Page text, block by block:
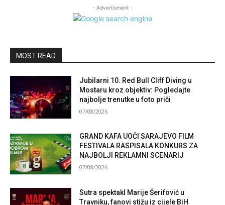
- Advertisment -
MOST READ
Jubilarni 10. Red Bull Cliff Diving u
Mostaru kroz objektiv: Pogledajte
najbolje trenutke u foto priči
07/08/2026
GRAND KAFA UOČI SARAJEVO FILM
FESTIVALA RASPISALA KONKURS ZA
NAJBOLJI REKLAMNI SCENARIJ
07/08/2026
Sutra spektakl Marije Šerifović u
Travniku, fanovi stižu iz cijele BiH